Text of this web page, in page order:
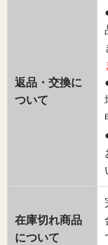
返品・交換に
ついて
在庫切れ商品
について